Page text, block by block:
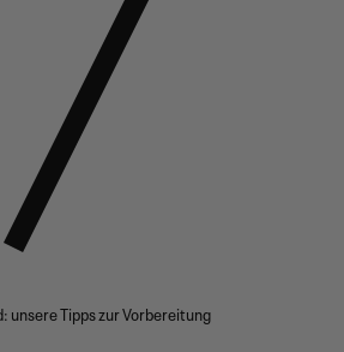
unsere Tipps zur Vorbereitung